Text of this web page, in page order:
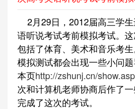
2月29日，2012届高三学
语听说考试考前模拟考试。
包括了体育、美术和音乐考
模拟测试都会出现一些小问
本页http://zshunj.cn/
次和计算机老师协商后作了
完成了这次的考试。